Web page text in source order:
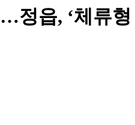
정읍, ‘체류